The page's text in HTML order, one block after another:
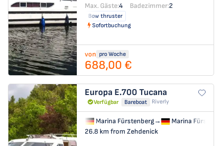
Max. Gäste:4 Badezimmer:2
Bow thruster
Sofortbuchung
von pro Woche
688,00 €
Europa E.700 Tucana
Verfügbar Bareboat Riverly
Marina Fürstenberg→
Marina
26.8 km from Zehdenick